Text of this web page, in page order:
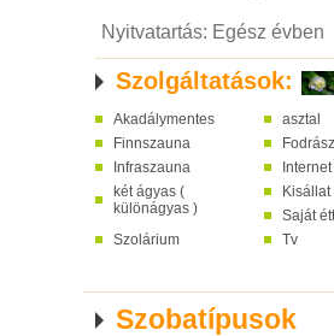
Nyitvatartás: Egész évben
Szolgáltatások:
Akadálymentes
asztal
Finnszauna
Fodrász
Infraszauna
Internet
két ágyas (
különágyas )
Saját
Szolárium
Tv
Szobatípusok